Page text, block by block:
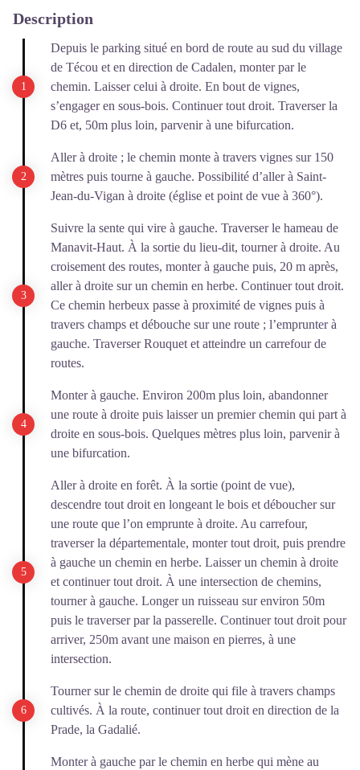
Description
Depuis le parking situé en bord de route au sud du village
de Técou et en direction de Cadalen, monter par le
chemin. Laisser celui à droite. En bout de vignes,
s’engager en sous-bois. Continuer tout droit. Traverser la
D6 et, 50m plus loin, parvenir à une bifurcation.
Aller à droite ; le chemin monte à travers vignes sur 150
mètres puis tourne à gauche. Possibilité d’aller à Saint-
Jean-du-Vigan à droite (église et point de vue à 360°).
Suivre la sente qui vire à gauche. Traverser le hameau de
Manavit-Haut. À la sortie du lieu-dit, tourner à droite. Au
croisement des routes, monter à gauche puis, 20 m après,
aller à droite sur un chemin en herbe. Continuer tout droit.
Ce chemin herbeux passe à proximité de vignes puis à
travers champs et débouche sur une route ; l’em­prunter à
gauche. Traverser Rouquet et atteindre un carrefour de
routes.
Monter à gauche. Environ 200m plus loin, abandonner
une route à droite puis laisser un premier chemin qui part à
droite en sous-bois. Quelques mètres plus loin, parvenir à
une bifurcation.
Aller à droite en forêt. À la sortie (point de vue),
descendre tout droit en longeant le bois et déboucher sur
une route que l’on emprunte à droite. Au carrefour,
traverser la départementale, monter tout droit, puis prendre
à gauche un chemin en herbe. Laisser un chemin à droite
et continuer tout droit. À une intersection de chemins,
tourner à gauche. Longer un ruisseau sur environ 50m
puis le traverser par la passerelle. Continuer tout droit pour
arriver, 250m avant une maison en pierres, à une
intersection.
Tourner sur le chemin de droite qui file à travers champs
cultivés. À la route, continuer tout droit en direction de la
Prade, la Gadalié.
Monter à gauche par le chemin en herbe qui mène au